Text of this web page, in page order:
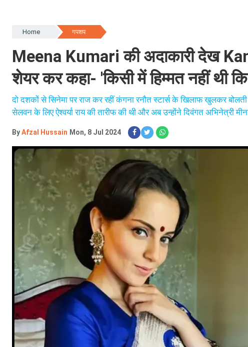
Home गपशप
Meena Kumari की अदाकारी देख
शेयर कर कहा- 'किसी में हिम्मत नहीं थी
दो दशकों से सिनेमा पर राज कर रहीं कंगना रनौत स्टार्स के खिलाफ खुलकर बोलती
सेलवन के लिए ऐश्वर्या राय की तारीफ की थी और अब उन्होंने दिवंगत अभिनेत्री
ByAfzal Hussain Mon, 8 Jul 2024